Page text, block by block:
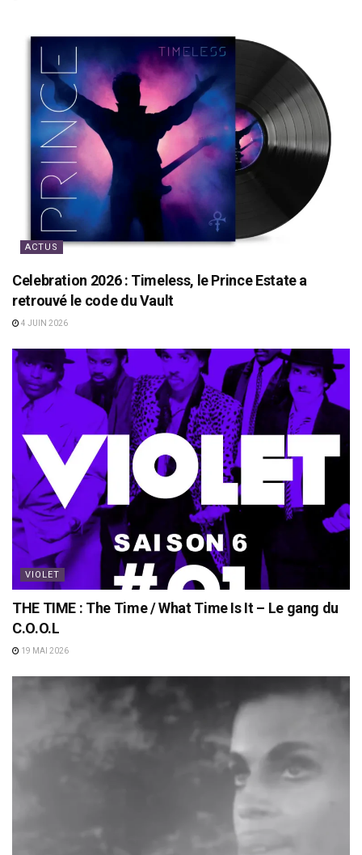
ACTUS
Celebration 2026 : Timeless, le Prince Estate a
retrouvé le code du Vault
4 JUIN 2026
VIOLET
THE TIME : The Time / What Time Is It – Le gang du
C.O.O.L
19 MAI 2026